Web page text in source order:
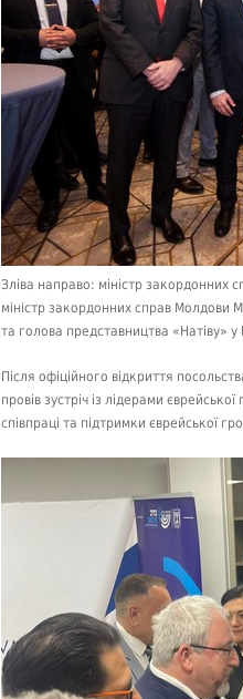
Зліва направо: міністр закордонних
міністр закордонних справ Молдови
та голова представництва «Натіву»
Після офіційного відкриття
провів зустріч із лідерами
співпраці та підтримки єврейської